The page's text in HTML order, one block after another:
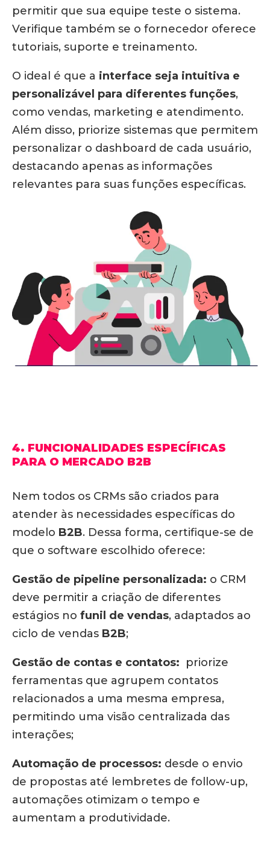
permitir que sua equipe teste o sistema.
Verifique também se o fornecedor oferece
tutoriais, suporte e treinamento.
O ideal é que a interface seja intuitiva e
personalizável para diferentes funções,
como vendas, marketing e atendimento.
Além disso, priorize sistemas que permitem
personalizar o dashboard de cada usuário,
destacando apenas as informações
relevantes para suas funções específicas.
4. FUNCIONALIDADES ESPECÍFICAS
PARA O MERCADO B2B
Nem todos os CRMs são criados para
atender às necessidades específicas do
modelo B2B. Dessa forma, certifique-se de
que o software escolhido oferece:
Gestão de pipeline personalizada: o CRM
deve permitir a criação de diferentes
estágios no funil de vendas, adaptados ao
ciclo de vendas B2B;
Gestão de contas e contatos: priorize
ferramentas que agrupem contatos
relacionados a uma mesma empresa,
permitindo uma visão centralizada das
interações;
Automação de processos: desde o envio
de propostas até lembretes de follow-up,
automações otimizam o tempo e
aumentam a produtividade.